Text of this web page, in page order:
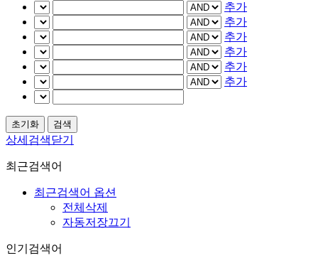
추가
추가
추가
추가
추가
추가
상세검색닫기
최근검색어
최근검색어 옵션
전체삭제
자동저장끄기
인기검색어